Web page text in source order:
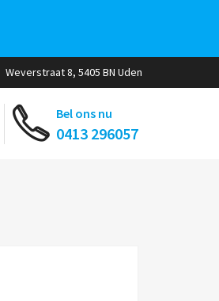
Weverstraat 8, 5405 BN Uden
Bel ons nu
0413 296057